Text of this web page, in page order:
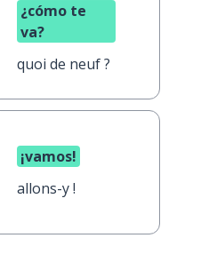
¿cómo te
va?
quoi de neuf ?
¡vamos!
allons-y !